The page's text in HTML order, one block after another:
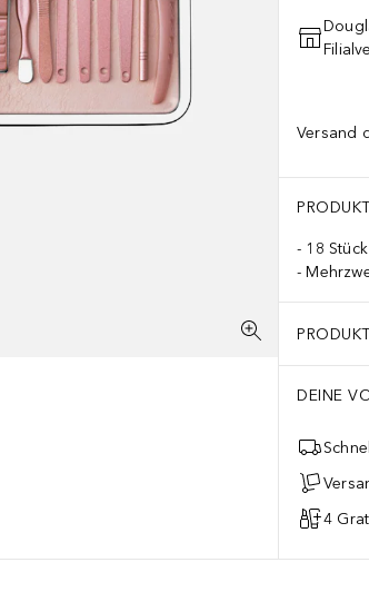
Versand
18 Stück
DEINE
4